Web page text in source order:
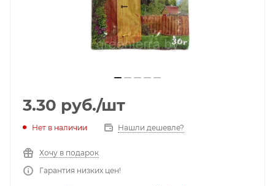
3.30 руб./шт
Нет в наличии Нашли дешевле?
Хочу в подарок
Гарантия низких цен!